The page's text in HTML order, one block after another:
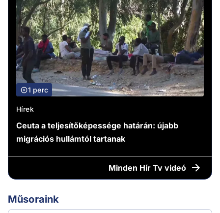
1 perc
Hírek
Ceuta a teljesítőképessége határán: újabb
migrációs hullámtól tartanak
Minden Hír Tv videó
Műsoraink